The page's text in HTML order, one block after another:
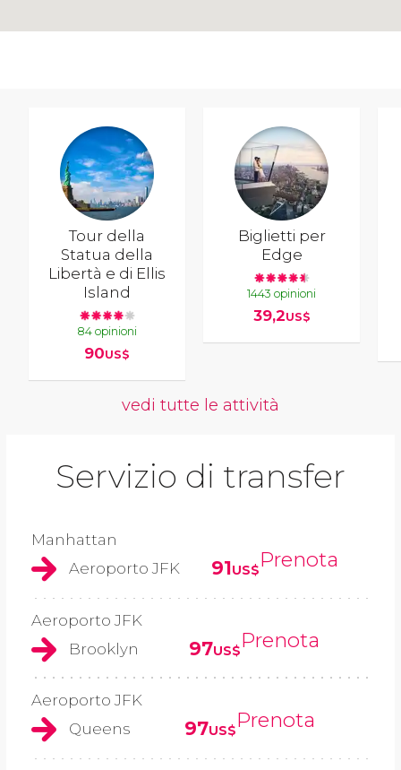
Tour della
Statua della
Libertà e di Ellis
Island
84 opinioni
90US$
Biglietti per
Edge
1443 opinioni
39,2US$
vedi tutte le attività
Servizio di transfer
Manhattan
Aeroporto JFK
91US$Prenota
Aeroporto JFK
Brooklyn
97US$Prenota
Aeroporto JFK
Queens
97US$Prenota